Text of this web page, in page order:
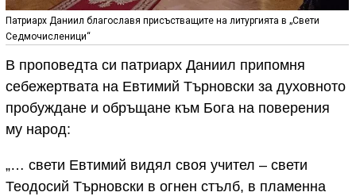
Патриарх Даниил благославя присъстващите на литургията в „Свети
Седмочисленици“
В проповедта си патриарх Даниил припомня
себежертвата на Евтимий Търновски за духовното
пробуждане и обръщане към Бога на поверения
му народ:
„… свети Евтимий видял своя учител – свети
Теодосий Търновски в огнен стълб, в пламенна